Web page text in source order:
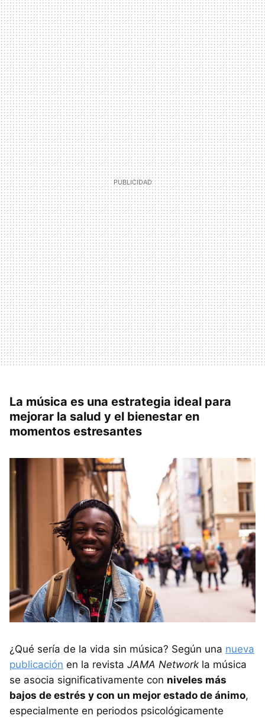
La música es una estrategia ideal para
mejorar la salud y el bienestar en
momentos estresantes
¿Qué sería de la vida sin música? Según una nueva
publicación en la revista JAMA Network la música
se asocia significativamente con niveles más
bajos de estrés y con un mejor estado de ánimo,
especialmente en periodos psicológicamente